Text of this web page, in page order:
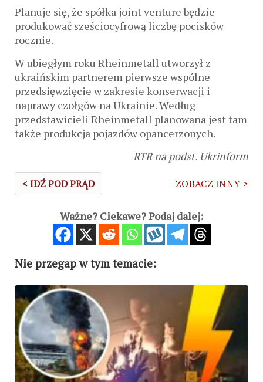
Planuje się, że spółka joint venture będzie
produkować sześciocyfrową liczbę pocisków
rocznie.
W ubiegłym roku Rheinmetall utworzył z
ukraińskim partnerem pierwsze wspólne
przedsięwzięcie w zakresie konserwacji i
naprawy czołgów na Ukrainie. Według
przedstawicieli Rheinmetall planowana jest tam
także produkcja pojazdów opancerzonych.
RTR na podst. Ukrinform
< IDŹ POD PRĄD ZOBACZ INNY >
Ważne? Ciekawe? Podaj dalej:
Nie przegap w tym temacie: